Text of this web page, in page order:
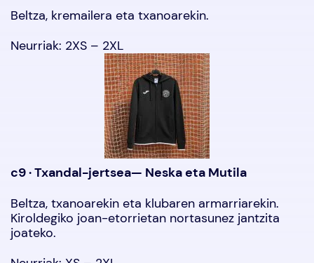
Beltza, kremailera eta txanoarekin.
Neurriak: 2XS – 2XL
c9 · Txandal-jertsea— Neska eta Mutila
Beltza, txanoarekin eta klubaren armarriarekin.
Kiroldegiko joan-etorrietan nortasunez jantzita
joateko.